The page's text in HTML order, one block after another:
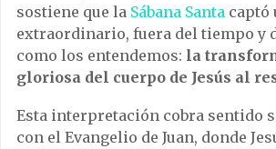
sostiene que la Sábana Santa captó
extraordinario, fuera del tiempo y
como los entendemos: la
gloriosa del cuerpo de Jesús al
Esta interpretación cobra sentido
con el Evangelio de Juan, donde